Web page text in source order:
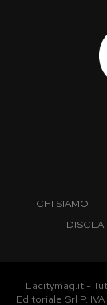
CHI SIAMO
Lacitymag.it -
Editoriale Srl P.